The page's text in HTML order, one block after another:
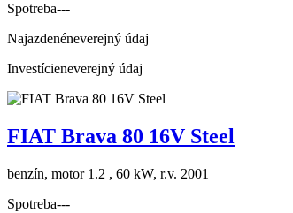
Spotreba---
Najazdenéneverejný údaj
Investícieneverejný údaj
FIAT Brava 80 16V Steel
benzín, motor 1.2 , 60 kW, r.v. 2001
Spotreba---